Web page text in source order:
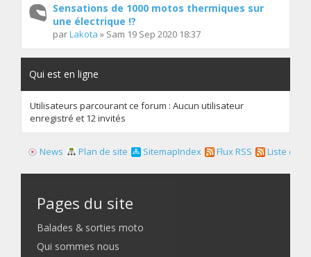
Sensations de 1000 motos thermiques sur
une électrique !?
parLakota » Sam 19 Sep 2020 18:37
Qui est en ligne
Utilisateurs parcourant ce forum : Aucun utilisateur
enregistré et 12 invités
News Plan de site SitemapIndex Flux RSS Liste des
Pages du site
Balades & sorties moto
Qui sommes nous